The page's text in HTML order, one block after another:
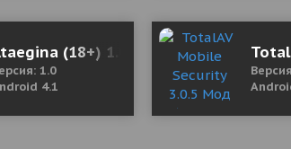
Money)
(18+) 1.0 Мод (полная
1.0
4.1